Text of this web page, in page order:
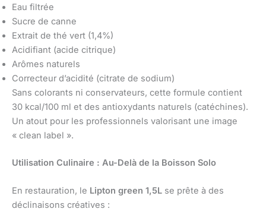
Eau filtrée
Sucre de canne
Extrait de thé vert (1,4%)
Acidifiant (acide citrique)
Arômes naturels
Correcteur d’acidité (citrate de sodium)
Sans colorants ni conservateurs, cette formule contient
30 kcal/100 ml et des antioxydants naturels (catéchines).
Un atout pour les professionnels valorisant une image
« clean label ».
Utilisation Culinaire : Au-Delà de la Boisson Solo
En restauration, le Lipton green 1,5L se prête à des
déclinaisons créatives :